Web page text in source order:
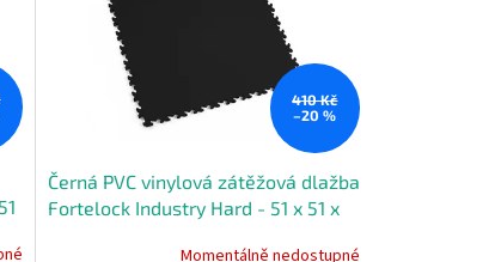
410 Kč
–20 %
Černá PVC vinylová zátěžová dlažba
Fortelock Industry Hard - 51 x 51 x
Momentálně nedostupné